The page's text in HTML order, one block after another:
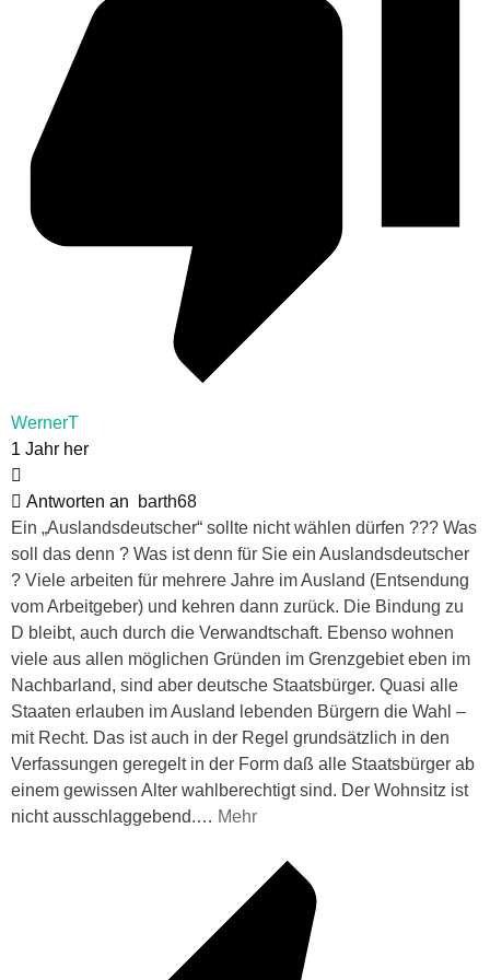
WernerT
1 Jahr her
Antworten an
barth68
Ein „Auslandsdeutscher“ sollte nicht wählen dürfen ??? Was
soll das denn ? Was ist denn für Sie ein Auslandsdeutscher
? Viele arbeiten für mehrere Jahre im Ausland (Entsendung
vom Arbeitgeber) und kehren dann zurück. Die Bindung zu
D bleibt, auch durch die Verwandtschaft. Ebenso wohnen
viele aus allen möglichen Gründen im Grenzgebiet eben im
Nachbarland, sind aber deutsche Staatsbürger. Quasi alle
Staaten erlauben im Ausland lebenden Bürgern die Wahl –
mit Recht. Das ist auch in der Regel grundsätzlich in den
Verfassungen geregelt in der Form daß alle Staatsbürger ab
einem gewissen Alter wahlberechtigt sind. Der Wohnsitz ist
nicht ausschlaggebend.… Mehr